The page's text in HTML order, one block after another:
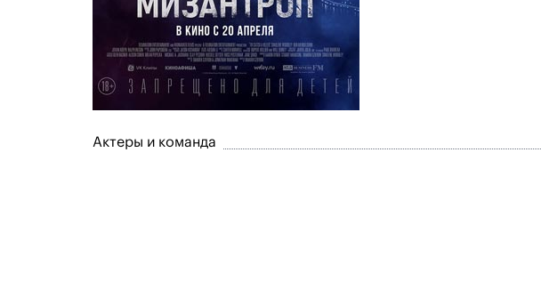
Актеры и команда